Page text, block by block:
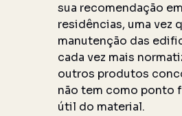
sua recomendação
residências, uma vez
manutenção das
cada vez mais
outros produtos
não tem como ponto
útil do material.